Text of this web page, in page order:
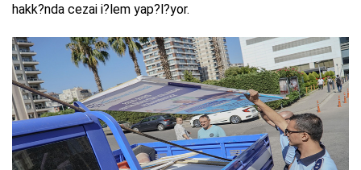
hakk?nda cezai i?lem yap?l?yor.